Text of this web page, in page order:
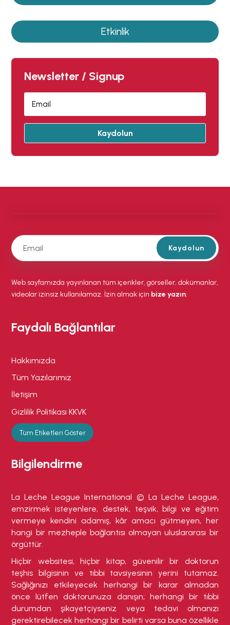
Etkinlik
Newsletter / Signup
Kaydolun
Kaydolun
Web sayfamızda yayınlanan tüm içerikler, görseller, dokümanlar,
videolar izinsiz kullanılamaz. İzin almak için bize yazın.
Faydalı Bağlantılar
Hakkımızda
Tüm Yazılarımız
İletişim
Gizlilik Politikası KKVK
Tüm Etiketleri Göster
Bilgilendirme
La Leche League International © La Leche League,
emzirmek isteyenlere, destek, teşvik, bilgi ve eğitim
vermeye kendini adamış, kâr amacı gütmeyen, her
hangi bir mezheple bağlantısı olmayan uluslararası bir
örgüttür.
Hiçbir websitesi, hiçbir kitap, güvenilir bir doktorun
teşhis bilgisinin ve tıbbi tavsiyesinin yerini tutamaz.
Sağlığınızı etkileyecek herhangi bir karar almadan
önce lütfen doktorunuza danışın; herhangi bir tıbbi
durumdan şikayetçiyseniz veya tedavi olmanızı
gerektirebilecek herhangi bir belirti varsa buna özellikle